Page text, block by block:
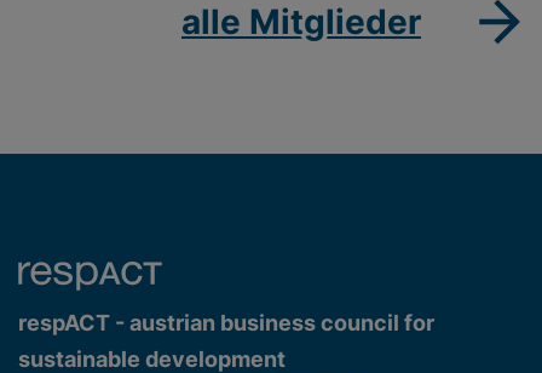
alle Mitglieder
respACT - austrian business council for
sustainable development